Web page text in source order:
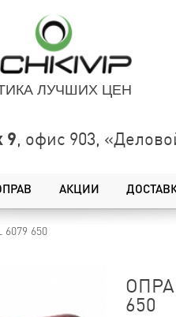
ЛУЧШИХ ЦЕН
9, офис 903,
АКЦИИ
650
650